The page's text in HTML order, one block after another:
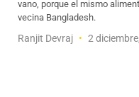
vano, porque el mismo
vecina Bangladesh.
Ranjit Devraj 2